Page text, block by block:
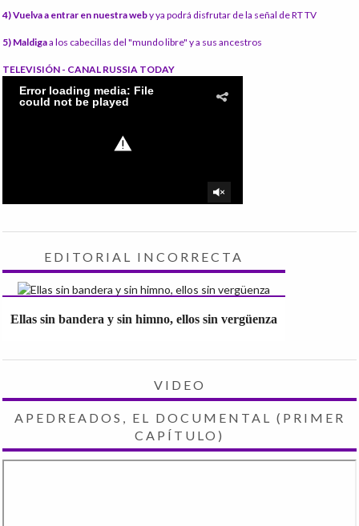
4) Vuelva a entrar en nuestra weby ya podrá disfrutar de la señal de RT TV
5) Maldigaa los cabecillas del "mundo libre" y a sus ancestros
TELEVISIÓN - CANAL RUSSIA TODAY
EDITORIAL INCORRECTA
Ellas sin bandera y sin himno, ellos sin vergüenza
VIDEO
APEDREADOS, EL DOCUMENTAL (PRIMER
CAPÍTULO)